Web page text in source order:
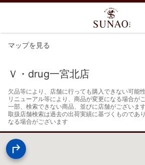
マップを見る
Ｖ・drug一宮北店
欠品等により、店舗に行っても購入できない可能
リニューアル等により、商品が変更になる場合が
一部、検索できない商品、並びに店舗がございます
取扱店舗検索は過去の出荷実績に基づくものであ
なる場合がございます